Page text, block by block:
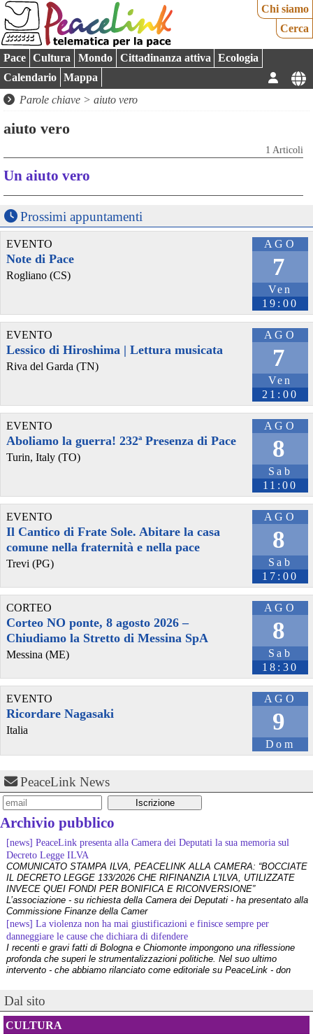
Chi siamo
Cerca
Pace Cultura Mondo Cittadinanza attiva
Ecologia
Calendario
Mappa
Parole chiave > aiuto vero
aiuto vero
1 Articoli
Un aiuto vero
Prossimi appuntamenti
AGO
7
Ven
19:00
EVENTO
Note di Pace
Rogliano (CS)
AGO
7
Ven
21:00
EVENTO
Lessico di Hiroshima | Lettura musicata
Riva del Garda (TN)
AGO
8
Sab
11:00
EVENTO
Aboliamo la guerra! 232ª Presenza di Pace
Turin, Italy (TO)
AGO
8
Sab
17:00
EVENTO
Il Cantico di Frate Sole. Abitare la casa
comune nella fraternità e nella pace
Trevi (PG)
AGO
8
Sab
18:30
CORTEO
Corteo NO ponte, 8 agosto 2026 –
Chiudiamo la Stretto di Messina SpA
Messina (ME)
AGO
9
Dom
EVENTO
Ricordare Nagasaki
Italia
PeaceLink News
Archivio pubblico
[news] PeaceLink presenta alla Camera dei Deputati la sua memoria sul
Decreto Legge ILVA
COMUNICATO STAMPA ILVA, PEACELINK ALLA CAMERA: “BOCCIATE
IL DECRETO LEGGE 133/2026 CHE RIFINANZIA L'ILVA, UTILIZZATE
INVECE QUEI FONDI PER BONIFICA E RICONVERSIONE”
L’associazione - su richiesta della Camera dei Deputati - ha presentato alla
Commissione Finanze della Camer
[news] La violenza non ha mai giustificazioni e finisce sempre per
danneggiare le cause che dichiara di difendere
I recenti e gravi fatti di Bologna e Chiomonte impongono una riflessione
profonda che superi le strumentalizzazioni politiche. Nel suo ultimo
intervento - che abbiamo rilanciato come editoriale su PeaceLink - don
PeaceLink: “Una vittoria storica dei cittadini, ora la salute viene prima”
L’associazione PeaceLink esprime il proprio pieno sostegno e la più sentita
gratitudine al gruppo di cittadini e all'associazione Genitori Tarantini che
Dal sito
CULTURA